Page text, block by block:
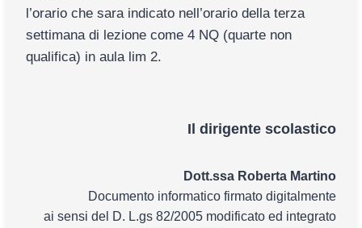
l’orario che sara indicato nell’orario della terza
settimana di lezione come 4 NQ (quarte non
qualifica) in aula lim 2.
Il dirigente scolastico
Dott.ssa Roberta Martino
Documento informatico firmato digitalmente
ai sensi del D. L.gs 82/2005 modificato ed integrato